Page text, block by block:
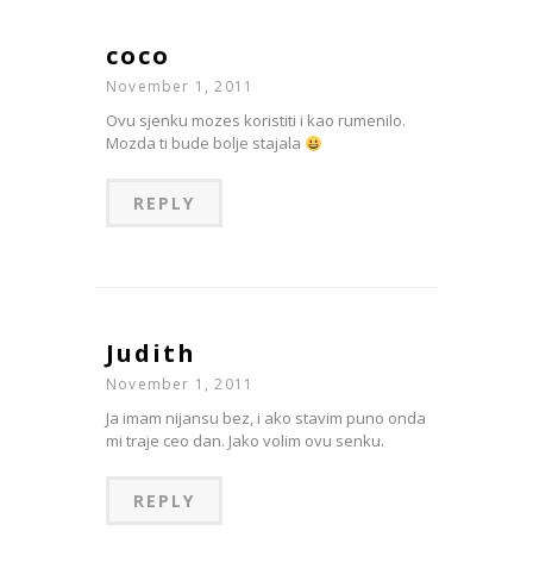
coco
November 1, 2011
Ovu sjenku mozes koristiti i kao rumenilo.
Mozda ti bude bolje stajala
REPLY
Judith
November 1, 2011
Ja imam nijansu bez, i ako stavim puno onda
mi traje ceo dan. Jako volim ovu senku.
REPLY